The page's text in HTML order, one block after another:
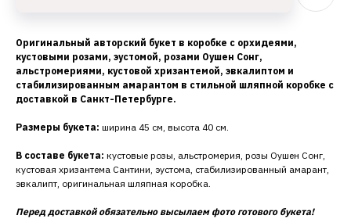
Оригинальный авторский букет в коробке с орхидеями,
кустовыми розами, эустомой, розами Оушен Сонг,
альстромериями, кустовой хризантемой, эвкалиптом и
стабилизированным амарантом в стильной шляпной коробке с
доставкой в Санкт-Петербурге.
Размеры букета: ширина 45 см, высота 40 см.
В составе букета: кустовые розы, альстромерия, розы Оушен Сонг,
кустовая хризантема Сантини, эустома, стабилизированный амарант,
эвкалипт, оригинальная шляпная коробка.
Перед доставкой обязательно высылаем фото готового букета!